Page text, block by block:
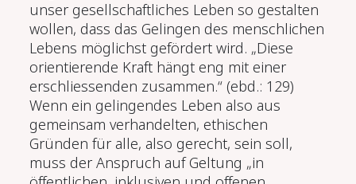
unser gesellschaftliches Leben so gestalten
wollen, dass das Gelingen des menschlichen
Lebens möglichst gefördert wird. „Diese
orientierende Kraft hängt eng mit einer
erschliessenden zusam­men.“ (ebd.: 129)
Wenn ein gelingendes Leben also aus
gemeinsam verhandelten, ethischen
Gründen für alle, also gerecht, sein soll,
muss der Anspruch auf Geltung „in